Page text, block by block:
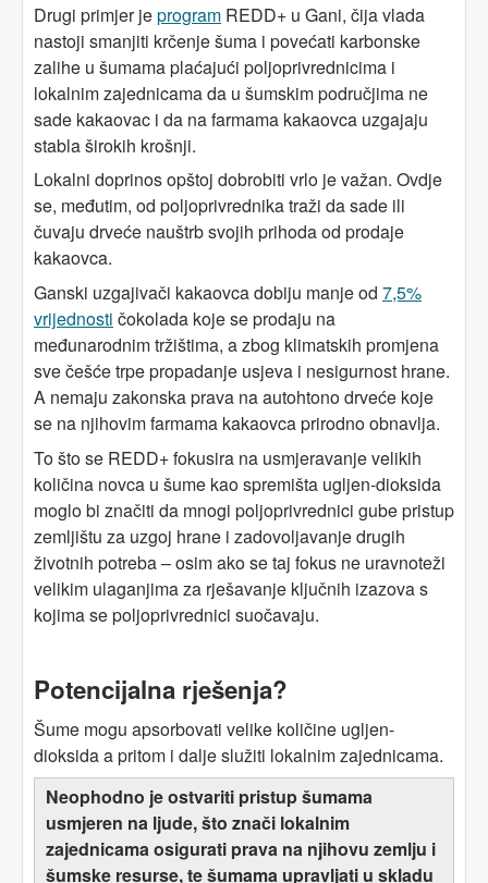
Drugi primjer jeprogram REDD+ u Gani, čija vlada
nastoji smanjiti krčenje šuma i povećati karbonske
zalihe u šumama plaćajući poljoprivrednicima i
lokalnim zajednicama da u šumskim područjima ne
sade kakaovac i da na farmama kakaovca uzgajaju
stabla širokih krošnji.
Lokalni doprinos opštoj dobrobiti vrlo je važan. Ovdje
se, međutim, od poljoprivrednika traži da sade ili
čuvaju drveće nauštrb svojih prihoda od prodaje
kakaovca.
Ganski uzgajivači kakaovca dobiju manje od 7,5%
vrijednosti čokolada koje se prodaju na
međunarodnim tržištima, a zbog klimatskih promjena
sve češće trpe propadanje usjeva i nesigurnost hrane.
A nemaju zakonska prava na autohtono drveće koje
se na njihovim farmama kakaovca prirodno obnavlja.
To što se REDD+ fokusira na usmjeravanje velikih
količina novca u šume kao spremišta ugljen-dioksida
moglo bi značiti da mnogi poljoprivrednici gube pristup
zemljištu za uzgoj hrane i zadovoljavanje drugih
životnih potreba – osim ako se taj fokus ne uravnoteži
velikim ulaganjima za rješavanje ključnih izazova s ​​
kojima se poljoprivrednici suočavaju.
Potencijalna rješenja?
Šume mogu apsorbovati velike količine ugljen-
dioksida a pritom i dalje služiti lokalnim zajednicama.
Neophodno je ostvariti pristup šumama
usmjeren na ljude, što znači lokalnim
zajednicama osigurati prava na njihovu zemlju i
šumske resurse, te šumama upravljati u skladu